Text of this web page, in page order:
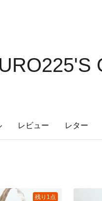
レビュー レター
残り1点